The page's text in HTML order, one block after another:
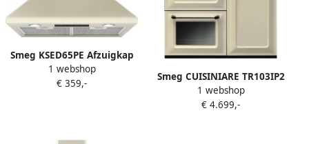
Smeg KSED65PE Afzuigkap
60 cm Crème Wandschouw
Afzuigkap 600 m³ u LED
1 webshop
€ 359,-
Smeg CUISINIARE TR103IP2
Range-fornuis
Inductiekookplaat zones
1 webshop
€ 4.699,-